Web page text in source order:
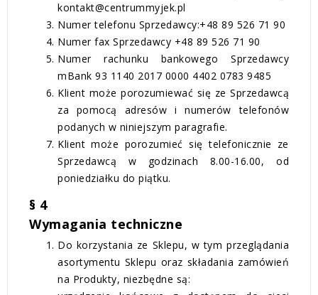
kontakt@centrummyjek.pl
Numer telefonu Sprzedawcy:+48 89 526 71 90
Numer fax Sprzedawcy +48 89 526 71 90
Numer rachunku bankowego Sprzedawcy
mBank 93 1140 2017 0000 4402 0783 9485
Klient może porozumiewać się ze Sprzedawcą
za pomocą adresów i numerów telefonów
podanych w niniejszym paragrafie.
Klient może porozumieć się telefonicznie ze
Sprzedawcą w godzinach 8.00-16.00, od
poniedziałku do piątku.
§ 4
Wymagania techniczne
Do korzystania ze Sklepu, w tym przeglądania
asortymentu Sklepu oraz składania zamówień
na Produkty, niezbędne są: